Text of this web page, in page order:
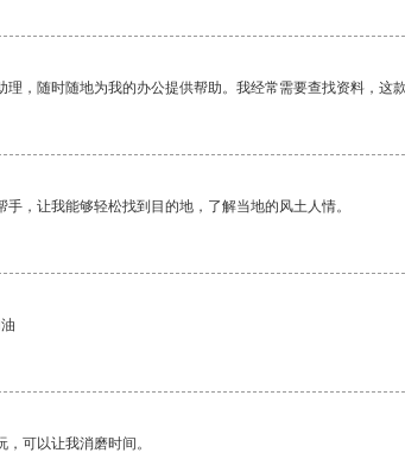
理，随时随地为我的办公提供帮助。我经常需要查找资料，这
，让我能够轻松找到目的地，了解当地的风土人情。
可以让我消磨时间。